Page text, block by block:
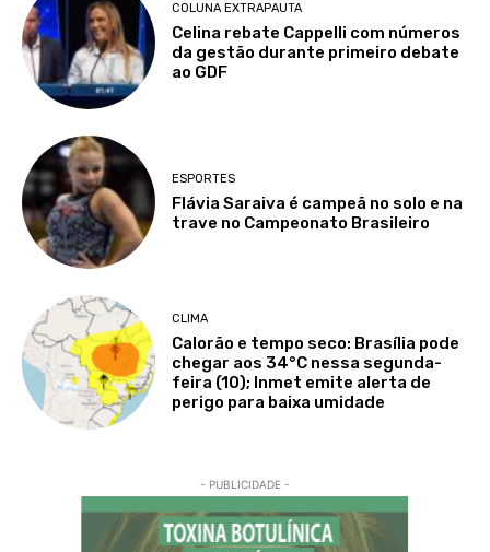
COLUNA EXTRAPAUTA
Celina rebate Cappelli com números
da gestão durante primeiro debate
ao GDF
ESPORTES
Flávia Saraiva é campeã no solo e na
trave no Campeonato Brasileiro
CLIMA
Calorão e tempo seco: Brasília pode
chegar aos 34°C nessa segunda-
feira (10); Inmet emite alerta de
perigo para baixa umidade
- PUBLICIDADE -